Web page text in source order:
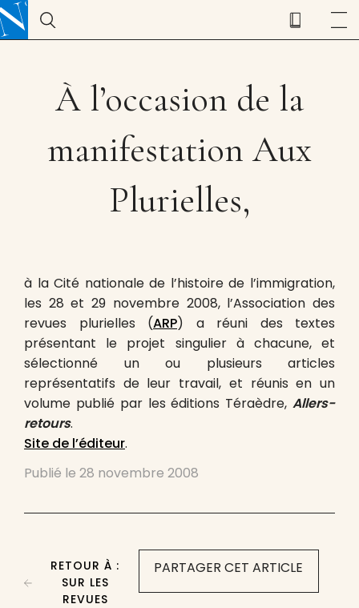
À l’occasion de la
manifestation Aux
Plurielles,
à la Cité nationale de l’histoire de l’immigration,
les 28 et 29 novembre 2008, l’Association des
revues plurielles (ARP) a réuni des textes
présentant le projet singulier à chacune, et
sélectionné un ou plusieurs articles
représentatifs de leur travail, et réunis en un
volume publié par les éditions Téraèdre, Allers-
retours.
Site de l’éditeur.
Publié le 28 novembre 2008
PARTAGER CET ARTICLE
RETOUR À :
SUR LES
REVUES